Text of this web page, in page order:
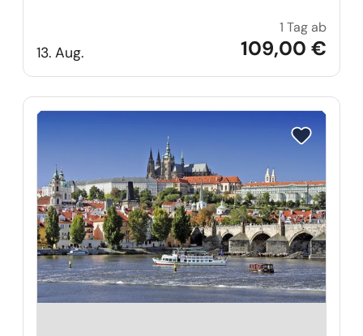
13. Aug.
1 Tag ab
109,00 €
Reise auf